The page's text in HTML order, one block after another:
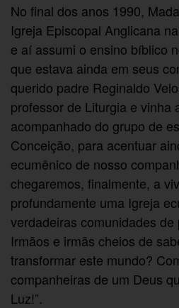
No final dos anos 1990,
Igreja Episcopal Anglicana
e aí assumi o ensino bíblico
que estava ainda em seus
querido padre Reginaldo
professor de Liturgia e vinha
acompanhado do grupo de
Conceição, para acentuar
ecumênico de nosso
chegaremos, finalmente, a
profundamente uma Igreja
verdadeiras comunidades
Irmãos e irmãs cheios de
transformar este mundo?
companheiras de um Deus
Luz!”.